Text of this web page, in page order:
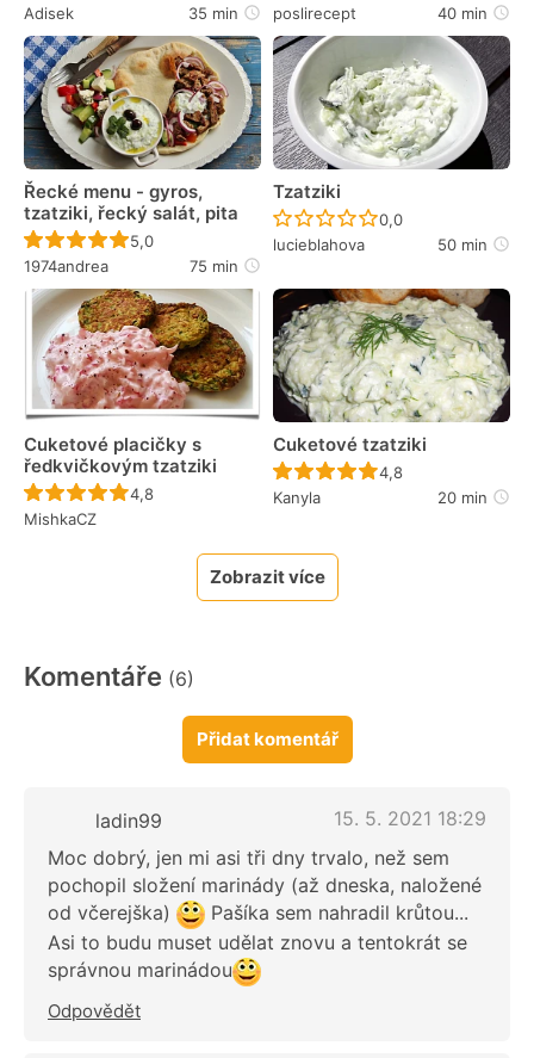
Adisek
35 min
poslirecept
40 min
Řecké menu - gyros,
tzatziki, řecký salát, pita
Recept ještě nebyl hodnocen
5,0
1974andrea
75 min
Tzatziki
Recept ještě nebyl
0,0
lucieblahova
50 min
Cuketové placičky s
ředkvičkovým tzatziki
Recept ještě nebyl hodnocen
4,8
MishkaCZ
Cuketové tzatziki
Recept ještě nebyl
4,8
Kanyla
20 min
Zobrazit více
Komentáře (6)
Přidat komentář
ladin99
15. 5. 2021 18:29
Moc dobrý, jen mi asi tři dny trvalo, než sem
pochopil složení marinády (až dneska, naložené
od včerejška)
Pašíka sem nahradil krůtou...
Asi to budu muset udělat znovu a tentokrát se
správnou marinádou
Odpovědět